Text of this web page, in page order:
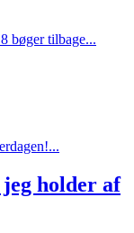
bøger tilbage...
holder af